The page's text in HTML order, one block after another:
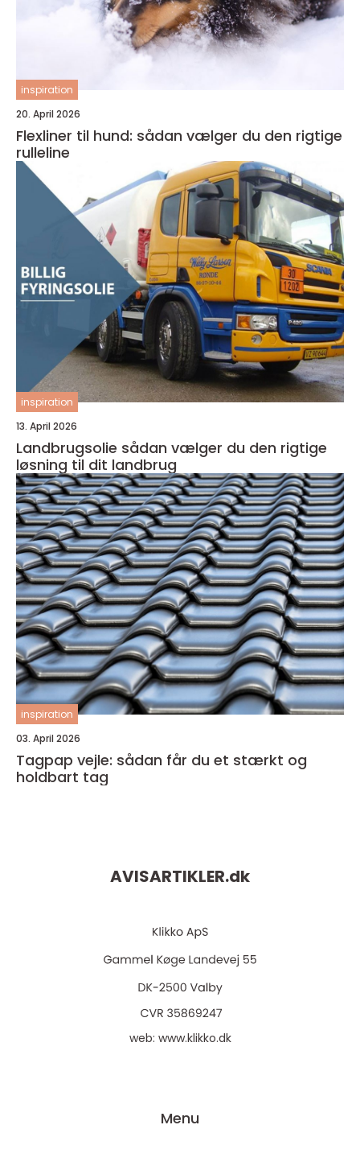
inspiration
20. April 2026
Flexliner til hund: sådan vælger du den rigtige
rulleline
inspiration
13. April 2026
Landbrugsolie sådan vælger du den rigtige
løsning til dit landbrug
inspiration
03. April 2026
Tagpap vejle: sådan får du et stærkt og
holdbart tag
AVISARTIKLER.dk
web: www.klikko.dk
Menu